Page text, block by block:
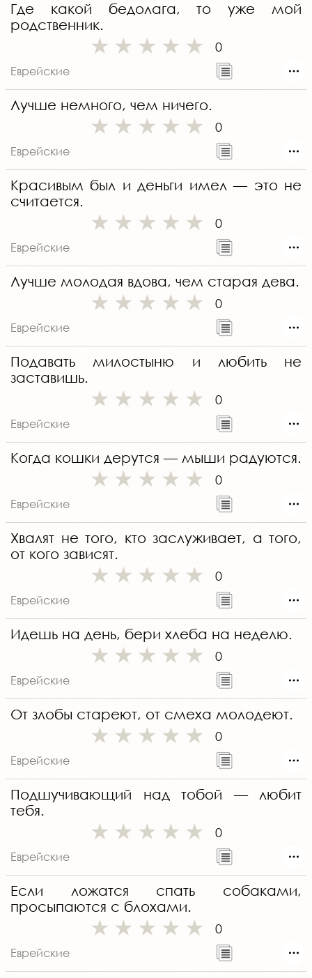
Где какой бедолага, то уже мой
родственник.
0
Еврейские
Лучше немного, чем ничего.
0
Еврейские
Красивым был и деньги имел — это не
считается.
0
Еврейские
Лучше молодая вдова, чем старая дева.
0
Еврейские
Подавать милостыню и любить не
заставишь.
0
Еврейские
Когда кошки дерутся — мыши радуются.
0
Еврейские
Хвалят не того, кто заслуживает, а того,
от кого зависят.
0
Еврейские
Идешь на день, бери хлеба на неделю.
0
Еврейские
От злобы стареют, от смеха молодеют.
0
Еврейские
Подшучивающий над тобой — любит
тебя.
0
Еврейские
Если ложатся спать собаками,
просыпаются с блохами.
0
Еврейские